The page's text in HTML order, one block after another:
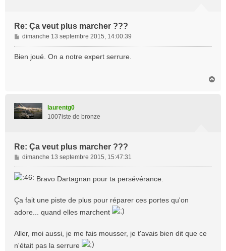
Re: Ça veut plus marcher ???
M
e
s
dimanche 13 septembre 2015, 14:00:39
Bien joué. On a notre expert serrure.
laurentg0
1007iste de bronze
Re: Ça veut plus marcher ???
M
e
s
g
e
dimanche 13 septembre 2015, 15:47:31
Bravo Dartagnan pour ta persévérance.
Ça fait une piste de plus pour réparer ces portes qu'on
adore... quand elles marchent
Aller, moi aussi, je me fais mousser, je t'avais bien dit que ce
n'était pas la serrure